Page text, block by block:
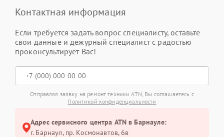
Контактная информация
Если требуется задать вопрос специалисту, оставьте
свои данные и дежурный специалист с радостью
проконсультирует Вас!
Отправляя заявку на ремонт техники ATN, Вы соглашаетесь с
Политикой конфиденциальности
Адрес сервисного центра ATN в Барнауле:
г. Барнаул, ​пр. Космонавтов, 6в